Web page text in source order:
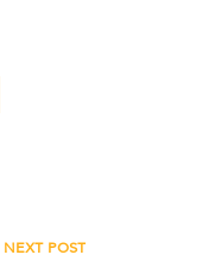
NEXT POST